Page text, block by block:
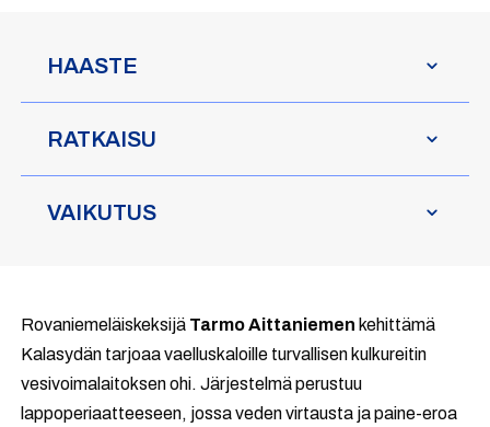
HAASTE
RATKAISU
VAIKUTUS
Rovaniemeläiskeksijä Tarmo Aittaniemen kehittämä
Kalasydän tarjoaa vaelluskaloille turvallisen kulkureitin
vesivoimalaitoksen ohi. Järjestelmä perustuu
lappoperiaatteeseen, jossa veden virtausta ja paine-eroa